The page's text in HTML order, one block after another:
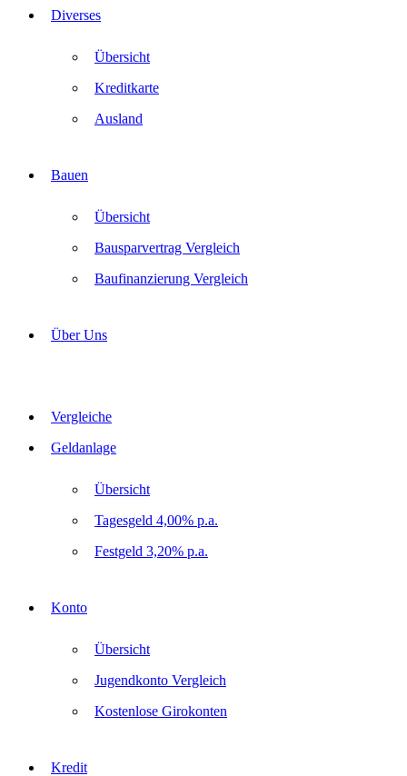
Diverses
Übersicht
Kreditkarte
Ausland
Bauen
Übersicht
Bausparvertrag Vergleich
Baufinanzierung Vergleich
Über Uns
Vergleiche
Geldanlage
Übersicht
Tagesgeld 4,00% p.a.
Festgeld 3,20% p.a.
Konto
Übersicht
Jugendkonto Vergleich
Kostenlose Girokonten
Kredit